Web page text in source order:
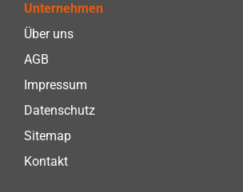
Unternehmen
Über uns
AGB
Impressum
Datenschutz
Sitemap
Kontakt